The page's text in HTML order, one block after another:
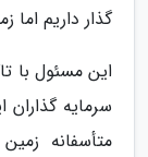
گذار داریم اما
این مسئول با
سرمایه
متأسفانه